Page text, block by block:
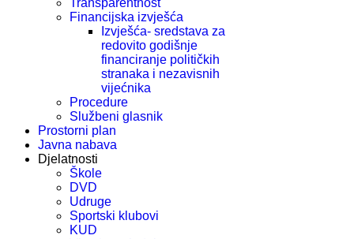
Transparentnost
Financijska izvješća
Izvješća- sredstava za
redovito godišnje
financiranje političkih
stranaka i nezavisnih
vijećnika
Procedure
Službeni glasnik
Prostorni plan
Javna nabava
Djelatnosti
Škole
DVD
Udruge
Sportski klubovi
KUD